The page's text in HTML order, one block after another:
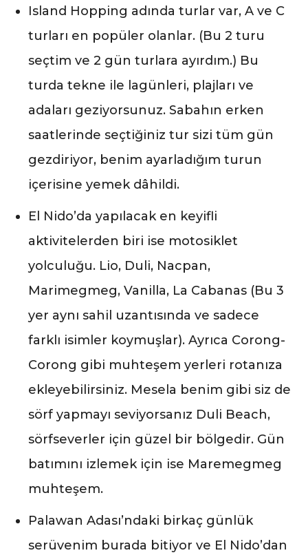
Island Hopping adında turlar var, A ve C
turları en popüler olanlar. (Bu 2 turu
seçtim ve 2 gün turlara ayırdım.) Bu
turda tekne ile lagünleri, plajları ve
adaları geziyorsunuz. Sabahın erken
saatlerinde seçtiğiniz tur sizi tüm gün
gezdiriyor, benim ayarladığım turun
içerisine yemek dâhildi.
El Nido’da yapılacak en keyifli
aktivitelerden biri ise motosiklet
yolculuğu. Lio, Duli, Nacpan,
Marimegmeg, Vanilla, La Cabanas (Bu 3
yer aynı sahil uzantısında ve sadece
farklı isimler koymuşlar). Ayrıca Corong-
Corong gibi muhteşem yerleri rotanıza
ekleyebilirsiniz. Mesela benim gibi siz de
sörf yapmayı seviyorsanız Duli Beach,
sörfseverler için güzel bir bölgedir. Gün
batımını izlemek için ise Maremegmeg
muhteşem.
Palawan Adası’ndaki birkaç günlük
serüvenim burada bitiyor ve El Nido’dan